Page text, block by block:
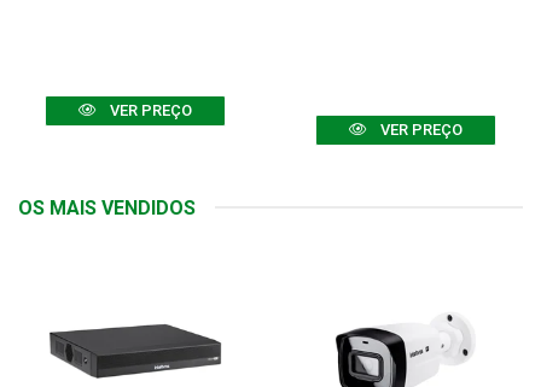
VER PREÇO
VER PREÇO
OS MAIS VENDIDOS